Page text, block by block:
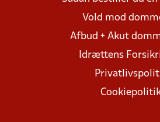
Vold mod
Afbud + Akut
Idrættens